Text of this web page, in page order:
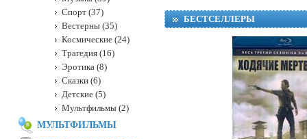
БЕСТСЕЛЛЕРЫ
Спорт (37)
Вестерны (35)
Космические (24)
Трагедия (16)
Эротика (8)
Сказки (6)
Детские (5)
Мультфильмы (2)
МУЛЬТФИЛЬМЫ